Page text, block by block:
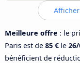
Meilleure offre : le
Paris est de 85 € le
bénéficient de